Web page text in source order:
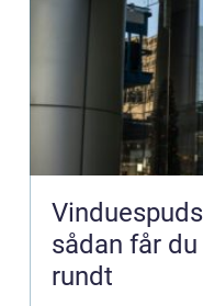
sådan får
rundt